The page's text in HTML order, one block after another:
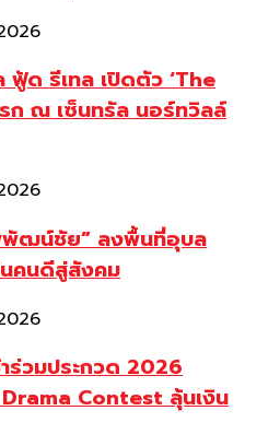
ฟู้ด รีเทล เปิดตัว ‘The
ก ณ เซ็นทรัล นอร์ทวิลล์
พัฒน์ชัย” ลงพื้นที่อุบล
คนดีสู่สังคม
ร่วมประกวด 2026
Contest ลุ้นเงิน